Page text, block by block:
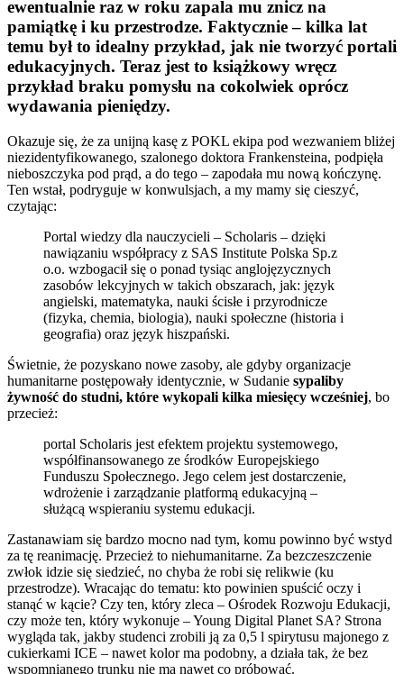
ewentualnie raz w roku zapala mu znicz na
pamiątkę i ku przestrodze. Faktycznie – kilka lat
temu był to idealny przykład, jak nie tworzyć portali
edukacyjnych. Teraz jest to książkowy wręcz
przykład braku pomysłu na cokolwiek oprócz
wydawania pieniędzy.
Okazuje się, że za unijną kasę z POKL ekipa pod wezwaniem bliżej
niezidentyfikowanego, szalonego doktora Frankensteina, podpięła
nieboszczyka pod prąd, a do tego – zapodała mu nową kończynę.
Ten wstał, podryguje w konwulsjach, a my mamy się cieszyć,
czytając:
Portal wiedzy dla nauczycieli – Scholaris – dzięki
nawiązaniu współpracy z SAS Institute Polska Sp.z
o.o. wzbogacił się o ponad tysiąc anglojęzycznych
zasobów lekcyjnych w takich obszarach, jak: język
angielski, matematyka, nauki ścisłe i przyrodnicze
(fizyka, chemia, biologia), nauki społeczne (historia i
geografia) oraz język hiszpański.
Świetnie, że pozyskano nowe zasoby, ale gdyby organizacje
humanitarne postępowały identycznie, w Sudanie sypaliby
żywność do studni, które wykopali kilka miesięcy wcześniej, bo
przecież:
portal Scholaris jest efektem projektu systemowego,
współfinansowanego ze środków Europejskiego
Funduszu Społecznego. Jego celem jest dostarczenie,
wdrożenie i zarządzanie platformą edukacyjną –
służącą wspieraniu systemu edukacji.
Zastanawiam się bardzo mocno nad tym, komu powinno być wstyd
za tę reanimację. Przecież to niehumanitarne. Za bezczeszczenie
zwłok idzie się siedzieć, no chyba że robi się relikwie (ku
przestrodze). Wracając do tematu: kto powinien spuścić oczy i
stanąć w kącie? Czy ten, który zleca – Ośrodek Rozwoju Edukacji,
czy może ten, który wykonuje – Young Digital Planet SA? Strona
wygląda tak, jakby studenci zrobili ją za 0,5 l spirytusu majonego z
cukierkami ICE – nawet kolor ma podobny, a działa tak, że bez
wspomnianego trunku nie ma nawet co próbować.